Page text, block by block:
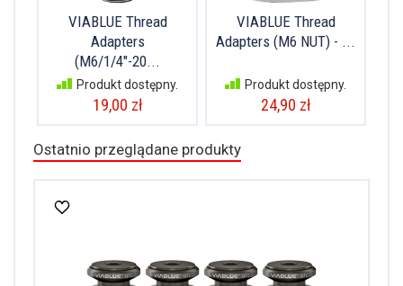
VIABLUE Thread
Adapters
(M6/1/4"-20...
Produkt dostępny.
19,00 zł
VIABLUE Thread
Adapters (M6 NUT) - ...
Produkt dostępny.
24,90 zł
Ostatnio przeglądane produkty